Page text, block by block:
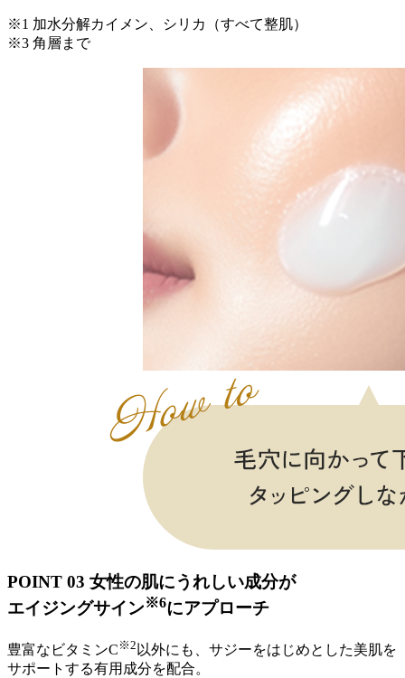
※1 加水分解カイメン、シリカ（すべて整肌）
※3 角層まで
POINT 03 女性の肌にうれしい成分が
エイジングサイン※6にアプローチ
豊富なビタミンC ※2 以外にも、サジーをはじめとした美肌を
サポートする有用成分を配合。